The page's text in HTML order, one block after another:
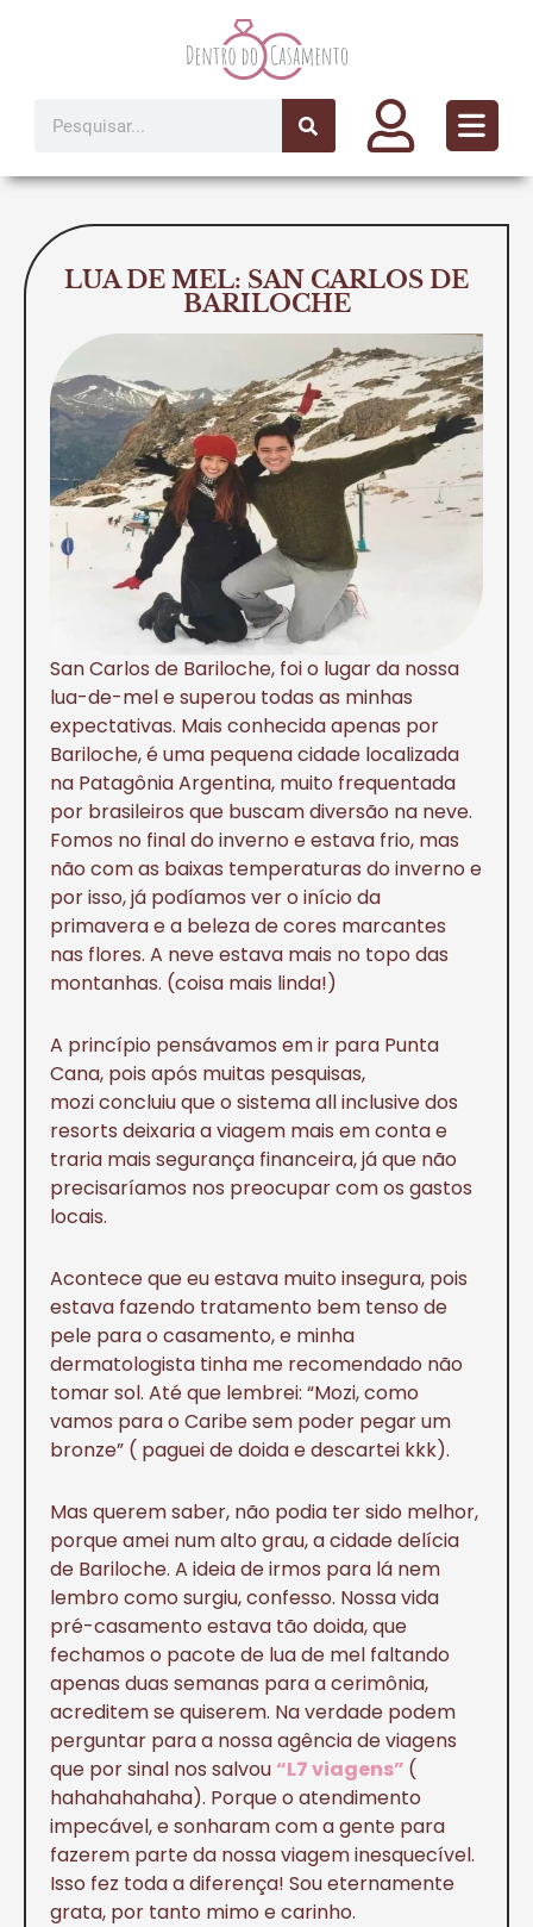
LUA DE MEL: SAN CARLOS DE
BARILOCHE
San Carlos de Bariloche, foi o lugar da nossa
lua-de-mel e superou todas as minhas
expectativas. Mais conhecida apenas por
Bariloche, é uma pequena cidade localizada
na Patagônia Argentina, muito frequentada
por brasileiros que buscam diversão na neve.
Fomos no final do inverno e estava frio, mas
não com as baixas temperaturas do inverno e
por isso, já podíamos ver o início da
primavera e a beleza de cores marcantes
nas flores. A neve estava mais no topo das
montanhas. (coisa mais linda!)
A princípio pensávamos em ir para Punta
Cana, pois após muitas pesquisas,
mozi concluiu que o sistema all inclusive dos
resorts deixaria a viagem mais em conta e
traria mais segurança financeira, já que não
precisaríamos nos preocupar com os gastos
locais.
Acontece que eu estava muito insegura, pois
estava fazendo tratamento bem tenso de
pele para o casamento, e minha
dermatologista tinha me recomendado não
tomar sol. Até que lembrei: “Mozi, como
vamos para o Caribe sem poder pegar um
bronze” ( paguei de doida e descartei kkk).
Mas querem saber, não podia ter sido melhor,
porque amei num alto grau, a cidade delícia
de Bariloche. A ideia de irmos para lá nem
lembro como surgiu, confesso. Nossa vida
pré-casamento estava tão doida, que
fechamos o pacote de lua de mel faltando
apenas duas semanas para a cerimônia,
acreditem se quiserem. Na verdade podem
perguntar para a nossa agência de viagens
que por sinal nos salvou “L7 viagens” (
hahahahahaha). Porque o atendimento
impecável, e sonharam com a gente para
fazerem parte da nossa viagem inesquecível.
Isso fez toda a diferença! Sou eternamente
grata, por tanto mimo e carinho.